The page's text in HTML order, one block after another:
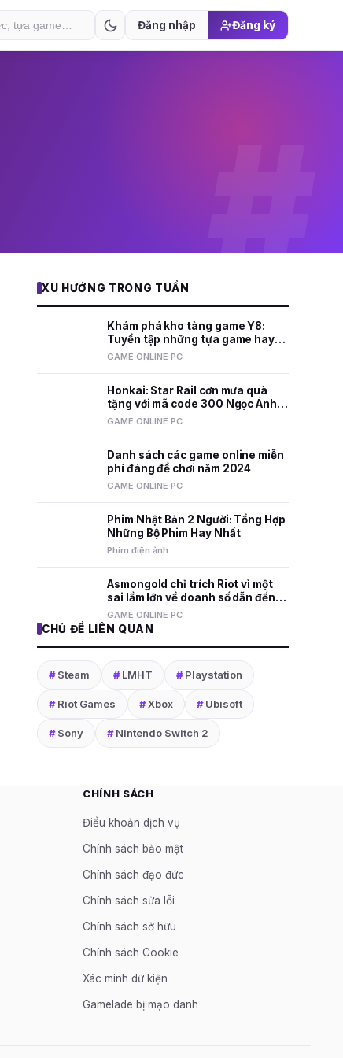
Đăng nhập Đăng ký
#
XU HƯỚNG TRONG TUẦN
Khám phá kho tàng game Y8:
Tuyển tập những tựa game hay
nhất mọi thời đại
GAME ONLINE PC
Honkai: Star Rail cơn mưa quà
tặng với mã code 300 Ngọc Ánh
Sao và nhiều phần thưởng hấp
GAME ONLINE PC
Danh sách các game online miễn
phí đáng để chơi năm 2024
GAME ONLINE PC
Phim Nhật Bản 2 Người: Tổng Hợp
Những Bộ Phim Hay Nhất
Phim điện ảnh
Asmongold chỉ trích Riot vì một
sai lầm lớn về doanh số dẫn đến
việc sa thải nhân viên
GAME ONLINE PC
CHỦ ĐỀ LIÊN QUAN
#Steam #LMHT #Playstation
#Riot Games #Xbox #Ubisoft
#Sony #Nintendo Switch 2
CHÍNH SÁCH
Điều khoản dịch vụ
Chính sách bảo mật
Chính sách đạo đức
Chính sách sửa lỗi
Chính sách sở hữu
Chính sách Cookie
Xác minh dữ kiện
Gamelade bị mạo danh